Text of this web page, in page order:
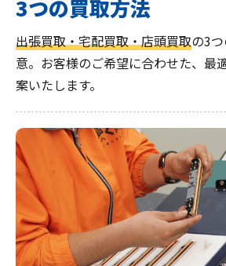
3つの買取方法
出張買取・宅配買取・店頭買取の3
意。お客様のご希望に合わせた、最
案いたします。